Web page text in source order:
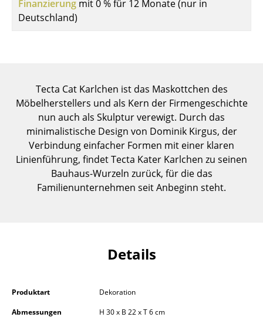
Stehtische & Stehpulte
Einzelteile
... alle Tische
Aufbewahren
Regale & Schränke
Sideboards & Kommoden
Beistell- & Rollcontainer
Barmöbel
Finanzierung mit 0 % für 12 Monate (nur in
Deutschland)
Tecta Cat Karlchen ist das Maskottchen des
Möbelherstellers und als Kern der Firmengeschichte
nun auch als Skulptur verewigt. Durch das
minimalistische Design von Dominik Kirgus, der
Verbindung einfacher Formen mit einer klaren
Linienführung, findet Tecta Kater Karlchen zu seinen
Bauhaus-Wurzeln zurück, für die das
Familienunternehmen seit Anbeginn steht.
Details
Produktart
Dekoration
Abmessungen
H 30 x B 22 x T 6 cm